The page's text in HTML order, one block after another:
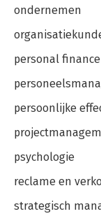
ondernemen
personal finance
persoonlijke
psychologie
reclame en
strategisch